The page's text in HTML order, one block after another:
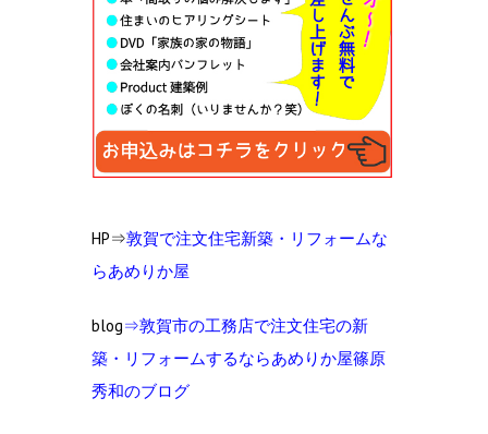
HP⇒敦賀で注文住宅新築・リフォームな
らあめりか屋
blog⇒敦賀市の工務店で注文住宅の新
築・リフォームするならあめりか屋篠原
秀和のブログ